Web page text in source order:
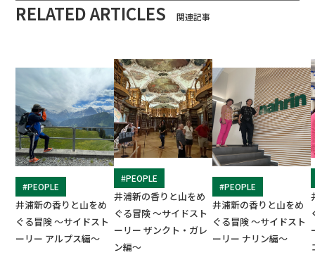
RELATED ARTICLES 関連記事
#PEOPLE
井浦新の香りと山をめ
ぐる冒険 ～サイドスト
ーリー アルプス編～
#PEOPLE
井浦新の香りと山をめ
ぐる冒険 ～サイドスト
ーリー ザンクト・ガレ
ン編～
#PEOPLE
井浦新の香りと山をめ
ぐる冒険 ～サイドスト
ーリー ナリン編～